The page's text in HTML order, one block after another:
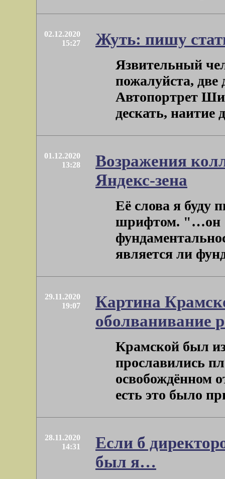
02.12.2020
15:27
Жуть: пишу
Язвительный
пожалуйста, две
Автопортрет
дескать, наитие
01.12.2020
13:28
Возражения
Яндекс-зена
Её слова я буду
шрифтом. "…он
является ли
29.11.2020
19:07
Картина
оболванивание
Крамской был
прославились
освобождённом
есть это было
28.11.2020
14:31
Если б
был я…